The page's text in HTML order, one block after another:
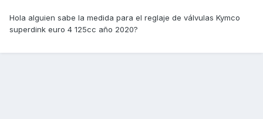
Hola alguien sabe la medida para el reglaje de válvulas Kymco
superdink euro 4 125cc año 2020?